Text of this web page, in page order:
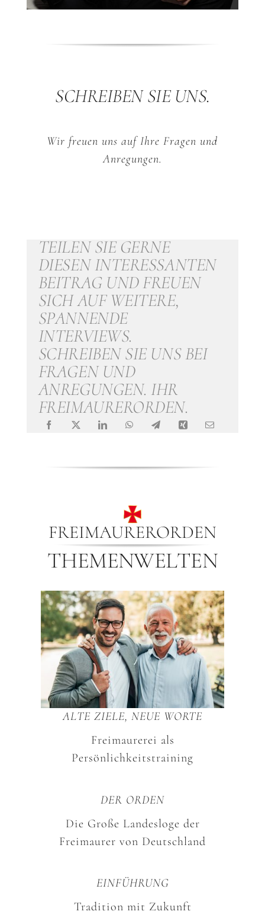
SCHREIBEN SIE UNS.
Wir freuen uns auf Ihre Fragen und
Anregungen.
TEILEN SIE GERNE
DIESEN INTERESSANTEN
BEITRAG UND FREUEN
SICH AUF WEITERE,
SPANNENDE
INTERVIEWS.
SCHREIBEN SIE UNS BEI
FRAGEN UND
ANREGUNGEN. IHR
FREIMAURERORDEN.
FREIMAURERORDEN
THEMENWELTEN
ALTE ZIELE, NEUE WORTE
Freimaurerei als
Persönlichkeitstraining
DER ORDEN
Die Große Landesloge der
Freimaurer von Deutschland
EINFÜHRUNG
Tradition mit Zukunft